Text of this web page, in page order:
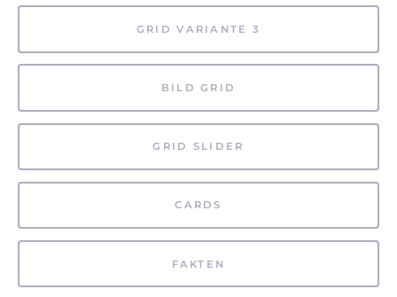
GRID VARIANTE 3
BILD GRID
GRID SLIDER
CARDS
FAKTEN